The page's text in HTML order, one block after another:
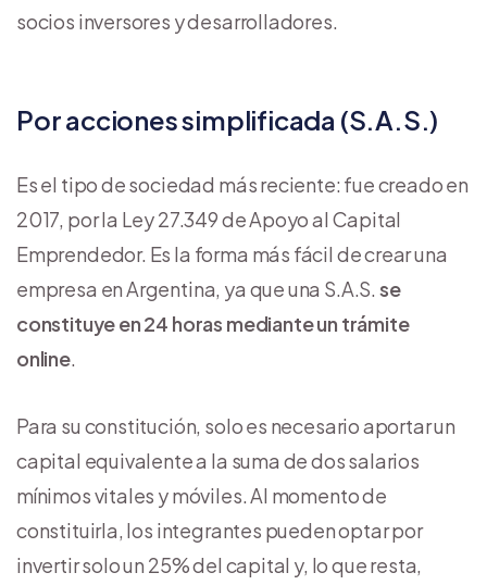
socios inversores y desarrolladores.
Por acciones simplificada (S.A.S.)
Es el tipo de sociedad más reciente: fue creado en
2017, por la Ley 27.349 de Apoyo al Capital
Emprendedor. Es la forma más fácil de crear una
empresa en Argentina, ya que una S.A.S. se
constituye en 24 horas mediante un trámite
online.
Para su constitución, solo es necesario aportar un
capital equivalente a la suma de dos salarios
mínimos vitales y móviles. Al momento de
constituirla, los integrantes pueden optar por
invertir solo un 25% del capital y, lo que resta,